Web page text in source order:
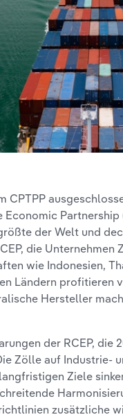
CPTPP
Partnership
der Welt und
die
wie Indonesien,
Ländern profitieren
Hersteller
der RCEP, die
Zölle auf Industrie-
Ziele
zusätzliche